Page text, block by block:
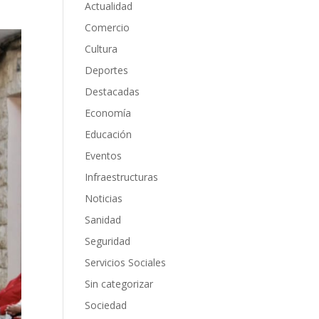
Actualidad
Comercio
Cultura
Deportes
Destacadas
Economía
Educación
Eventos
Infraestructuras
Noticias
Sanidad
Seguridad
Servicios Sociales
Sin categorizar
Sociedad